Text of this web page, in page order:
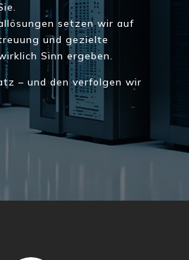
setzen wir auf
und gezielte
Sinn ergeben.
– und den verfolgen wir